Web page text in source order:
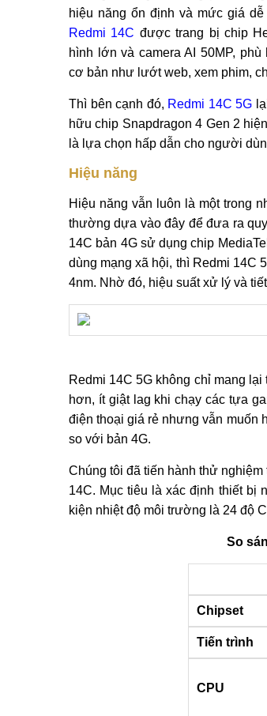
hiệu năng ổn định và mức giá
Redmi 14C được trang bị chip
hình lớn và camera AI 50MP,
cơ bản như lướt web, xem phim,
Thì bên cạnh đó, Redmi 14C 5G
hữu chip Snapdragon 4 Gen 2
là lựa chọn hấp dẫn cho người
Hiệu năng
Hiệu năng vẫn luôn là một trong
thường dựa vào đây để đưa ra
14C bản 4G sử dụng chip
dùng mạng xã hội, thì Redmi 14C
4nm. Nhờ đó, hiệu suất xử lý và
Redmi 14C 5G không chỉ mang
hơn, ít giật lag khi chạy các tựa
điện thoại giá rẻ nhưng vẫn muốn
so với bản 4G.
Chúng tôi đã tiến hành thử
14C. Mục tiêu là xác định thiết bị
kiện nhiệt độ môi trường là 24 độ
So
Chipset
Tiến trình
CPU